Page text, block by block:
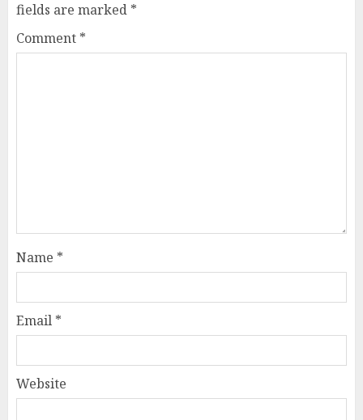
fields are marked *
Comment *
Name *
Email *
Website